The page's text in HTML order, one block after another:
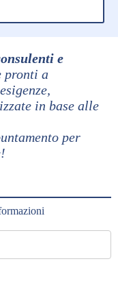
e
pronti a
in base alle
per